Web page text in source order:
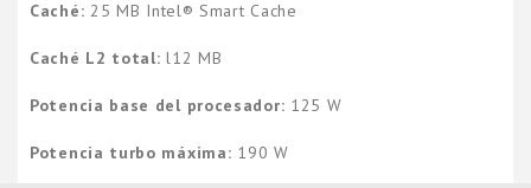
Caché: 25 MB Intel® Smart Cache
Caché L2 total: l12 MB
Potencia base del procesador: 125 W
Potencia turbo máxima: 190 W